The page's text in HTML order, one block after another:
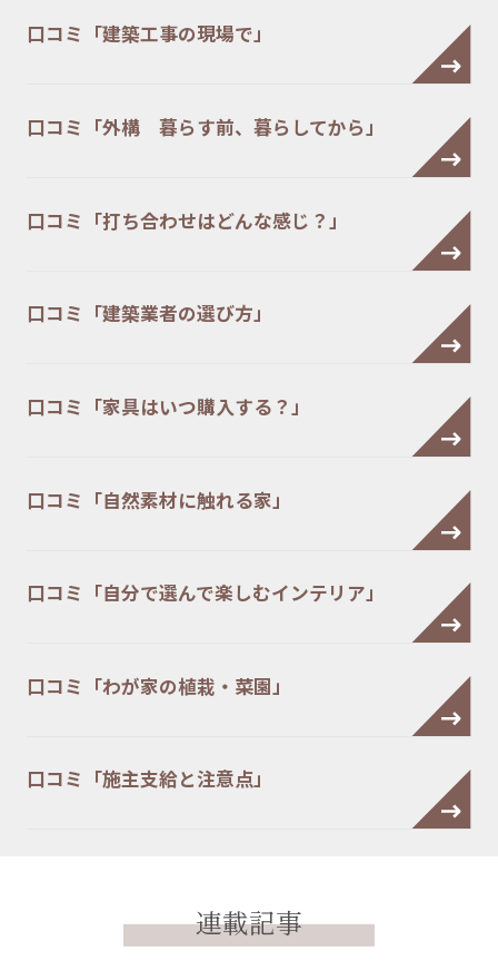
口コミ「建築工事の現場で」
口コミ「外構 暮らす前、暮らしてから」
口コミ「打ち合わせはどんな感じ？」
口コミ「建築業者の選び方」
口コミ「家具はいつ購入する？」
口コミ「自然素材に触れる家」
口コミ「自分で選んで楽しむインテリア」
口コミ「わが家の植栽・菜園」
口コミ「施主支給と注意点」
連載記事